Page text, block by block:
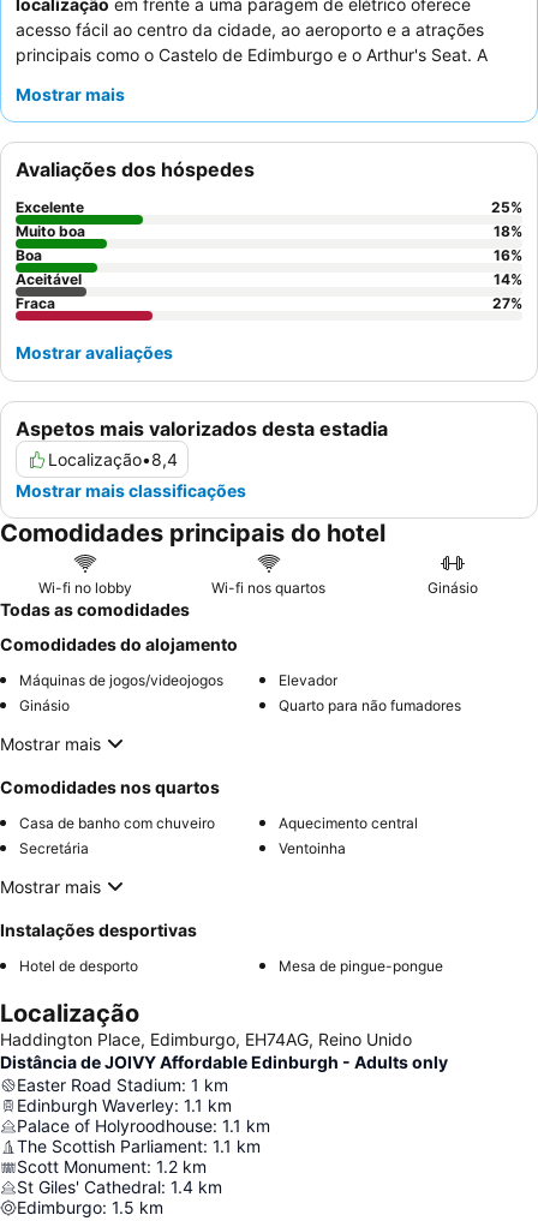
localização em frente a uma paragem de elétrico oferece
acesso fácil ao centro da cidade, ao aeroporto e a atrações
principais como o Castelo de Edimburgo e o Arthur's Seat. A
acomodações oferece uma valiosa opção de self-catering, ideal
consistentemente os
prestabilidade excecionais, contribuindo para uma atmosfera
acolhedora. Para uma estadia mais tranquila, considere pedir
um quarto virado para o jardim.
Mostrar mais
Aspetos mais valorizados desta estadia
Localização•8,4
Mostrar mais classificações
Avaliações dos hóspedes
Excelente 25%
Muito boa
18%
Boa
16%
Aceitável
14%
Fraca
27%
Mostrar avaliações
Comodidades principais do hotel
Wi-fi no lobby Wi-fi nos quartos Ginásio
Todas as comodidades
Comodidades do alojamento
Máquinas de jogos/videojogos
Elevador
Ginásio
Quarto para não fumadores
Mostrar mais
Comodidades nos quartos
Casa de banho com chuveiro
Aquecimento central
Secretária
Ventoinha
Mostrar mais
Instalações desportivas
Hotel de desporto Mesa de pingue-pongue
Localização
Haddington Place, Edimburgo, EH74AG, Reino Unido
Distância de JOIVY Affordable Edinburgh - Adults only
Easter Road Stadium: 1 km
Edinburgh Waverley: 1.1 km
Palace of Holyroodhouse: 1.1 km
The Scottish Parliament: 1.1 km
Scott Monument: 1.2 km
St Giles' Cathedral: 1.4 km
Edimburgo: 1.5 km